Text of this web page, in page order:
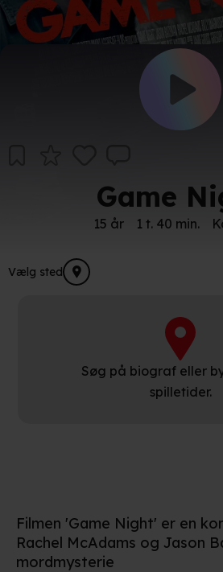
Game
15 år 1 t. 40 min.
Vælg sted
Søg på biograf eller
spilletider.
Filmen 'Game Night' er en
Rachel McAdams og Jason
mordmysterie